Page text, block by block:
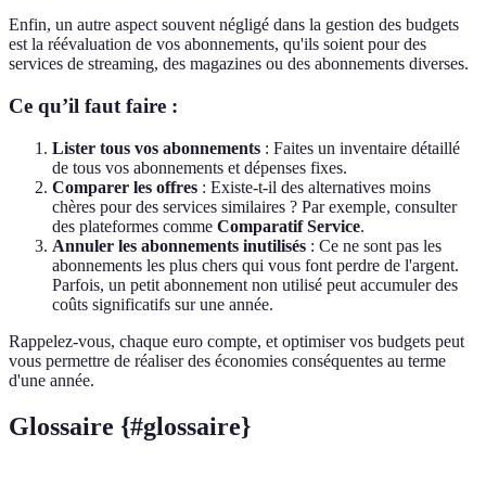
Enfin, un autre aspect souvent négligé dans la gestion des budgets
est la réévaluation de vos abonnements, qu'ils soient pour des
services de streaming, des magazines ou des abonnements diverses.
Ce qu’il faut faire :
Lister tous vos abonnements : Faites un inventaire détaillé
de tous vos abonnements et dépenses fixes.
Comparer les offres : Existe-t-il des alternatives moins
chères pour des services similaires ? Par exemple, consulter
des plateformes comme Comparatif Service.
Annuler les abonnements inutilisés : Ce ne sont pas les
abonnements les plus chers qui vous font perdre de l'argent.
Parfois, un petit abonnement non utilisé peut accumuler des
coûts significatifs sur une année.
Rappelez-vous, chaque euro compte, et optimiser vos budgets peut
vous permettre de réaliser des économies conséquentes au terme
d'une année.
Glossaire {#glossaire}